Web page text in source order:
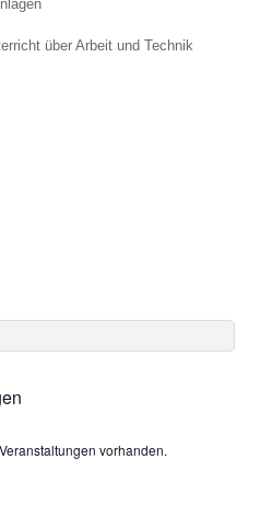
über Arbeit und Technik
vorhanden.